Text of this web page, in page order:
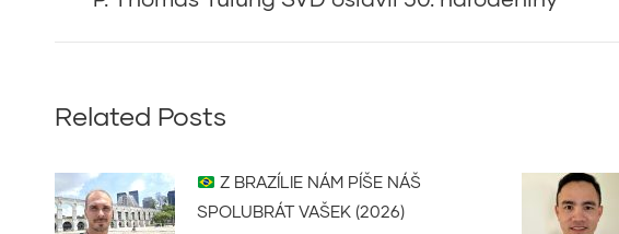
Related Posts
Z BRAZÍLIE NÁM PÍŠE NÁŠ
SPOLUBRÁT VAŠEK (2026)